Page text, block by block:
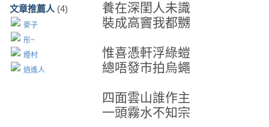
文章推薦人 (4)
麥子
彤~
煙村
逍遙人
養在深閨人未識
裝成高竇我都嬲
惟喜憑軒浮綠螘
總唔發市拍烏蠅
四面雲山誰作主
一頭霧水不知宗